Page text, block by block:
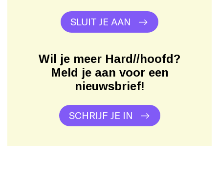
SLUIT JE AAN
Wil je meer Hard//hoofd?
Meld je aan voor een
nieuwsbrief!
SCHRIJF JE IN